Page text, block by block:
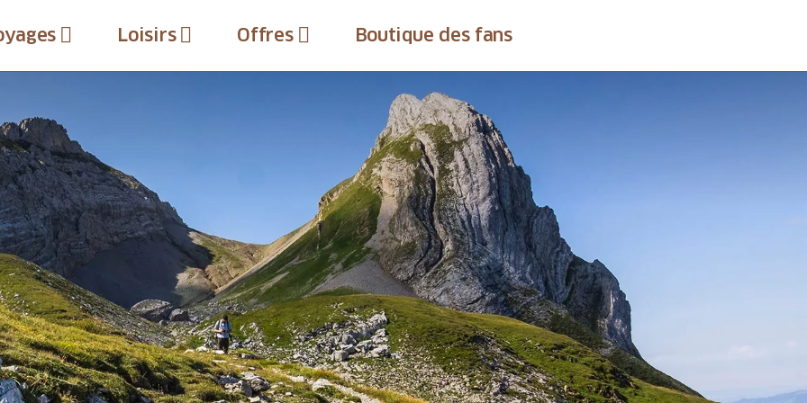
Loisirs Offres Boutique des fans